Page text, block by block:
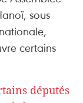
sous
certains